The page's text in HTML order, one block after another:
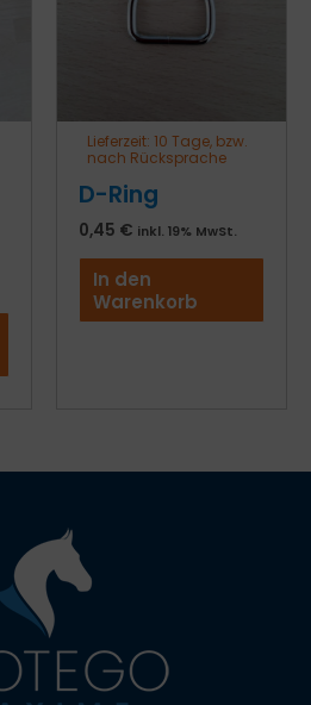
Lieferzeit: 10 Tage, bzw.
nach Rücksprache
D-Ring
0,45 € inkl. 19% MwSt.
In den
Warenkorb